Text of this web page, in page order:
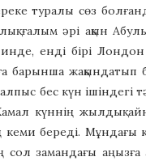
туралы сөз
ғалым әрі ақын
енді бірі
барынша
бес күн ішіндегі
күннің
береді. Мұндағы
сол замандағы